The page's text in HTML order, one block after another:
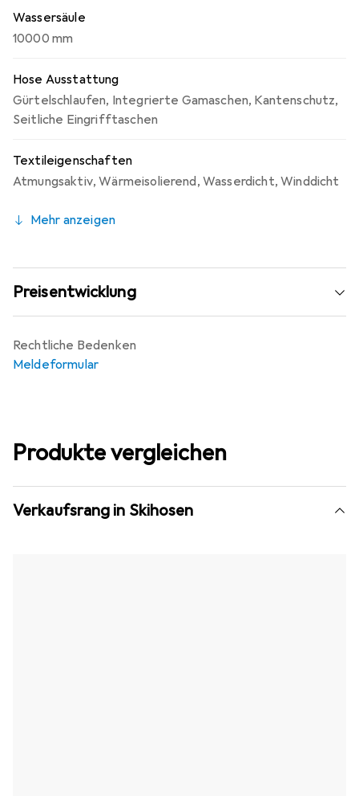
Wassersäule
10000 mm
Hose Ausstattung
Gürtelschlaufen, Integrierte Gamaschen, Kantenschutz,
Seitliche Eingrifftaschen
Textileigenschaften
Atmungsaktiv,Wärmeisolierend, Wasserdicht,Winddicht
Mehr anzeigen
Preisentwicklung
Rechtliche Bedenken
Meldeformular
Produkte vergleichen
Verkaufsrang in Skihosen